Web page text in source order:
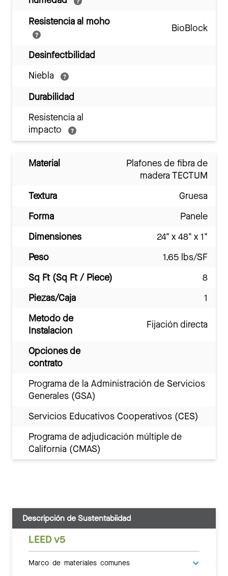
Resistencia al moho
BioBlock
Desinfectbilidad
Niebla
Durabilidad
Resistencia al
impacto
Material
Plafones de fibra de
madera TECTUM
Textura
Gruesa
Forma
Panele
Dimensiones
24" x 48" x 1"
Peso
1.65 lbs/SF
Sq Ft (Sq Ft / Piece)
8
Piezas/Caja
1
Metodo de
Instalacion
Fijación directa
Opciones de
contrato
Programa de la Administración de Servicios
Generales (GSA)
Servicios Educativos Cooperativos (CES)
Programa de adjudicación múltiple de
California (CMAS)
Descripción de Sustentabiidad
LEED v5
Marco de materiales comunes